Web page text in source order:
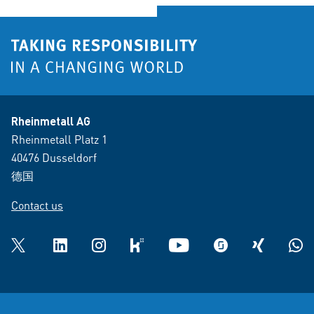
Rheinmetall AG
Rheinmetall Platz 1
40476 Dusseldorf
德国
Contact us
Twitter LinkedInInstagramkununu YouTube glassdoorXING